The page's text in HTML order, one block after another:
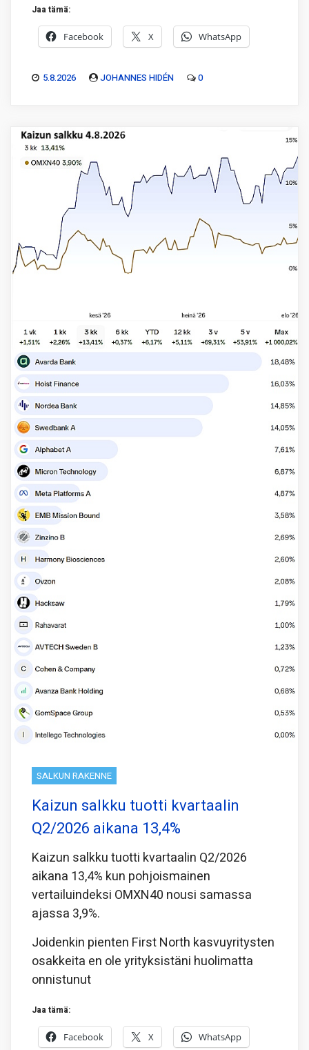
Jaa tämä:
Facebook X WhatsApp
5.8.2026 JOHANNES HIDÉN 0
SALKUN RAKENNE
Kaizun salkku tuotti kvartaalin
Q2/2026 aikana 13,4%
Kaizun salkku tuotti kvartaalin Q2/2026
aikana 13,4% kun pohjoismainen
vertailuindeksi OMXN40 nousi samassa
ajassa 3,9%.
Joidenkin pienten First North kasvuyritysten
osakkeita en ole yrityksistäni huolimatta
onnistunut
Jaa tämä:
Facebook X WhatsApp